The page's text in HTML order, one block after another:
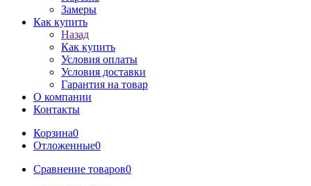
Замеры
Как купить
Назад
Как купить
Условия оплаты
Условия доставки
Гарантия на товар
О компании
Контакты
Корзина0
Отложенные0
Сравнение товаров0